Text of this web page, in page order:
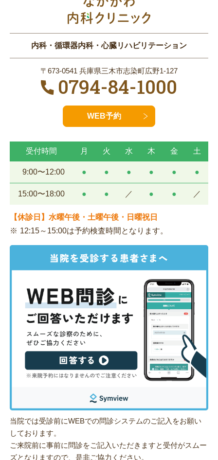
内科・循環器内科・心臓リハビリテーション
〒673-0541 兵庫県三木市志染町広野1-127
0794-84-1000
WEB予約
受付時間 月 火 水 木 金 土
9:00〜12:00 ● ● ● ● ● ●
15:00〜18:00 ● ● ／ ● ● ／
【休診日】水曜午後・土曜午後・日曜祝日
12:15～15:00は予約検査時間となります。
当院では受診前にWEBでの問診システムのご記入をお願い
しております。
ご来院前に事前に問診をご記入いただきますと受付がスムー
ズとなりますので、是非ご協力ください。